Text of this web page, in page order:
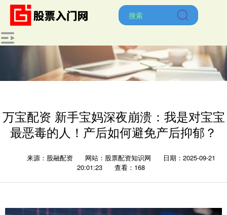
万宝配资 新手宝妈深夜崩溃：我是对宝宝
最恶毒的人！产后如何避免产后抑郁？
来源：股融配资 网站：股票配资知识网
日期：2025-09-21
20:01:23
查看：168